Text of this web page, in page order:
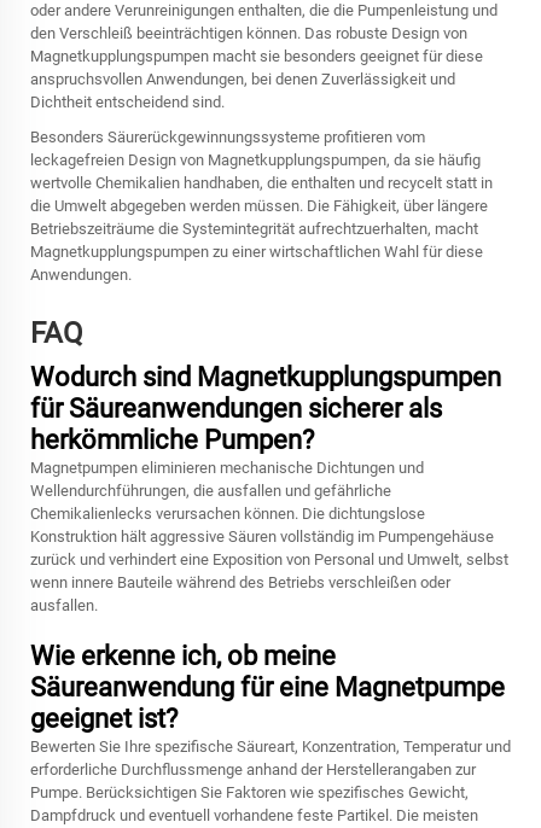
oder andere Verunreinigungen enthalten, die die Pumpenleistung und
den Verschleiß beeinträchtigen können. Das robuste Design von
Magnetkupplungspumpen macht sie besonders geeignet für diese
anspruchsvollen Anwendungen, bei denen Zuverlässigkeit und
Dichtheit entscheidend sind.
Besonders Säurerückgewinnungssysteme profitieren vom
leckagefreien Design von Magnetkupplungspumpen, da sie häufig
wertvolle Chemikalien handhaben, die enthalten und recycelt statt in
die Umwelt abgegeben werden müssen. Die Fähigkeit, über längere
Betriebszeiträume die Systemintegrität aufrechtzuerhalten, macht
Magnetkupplungspumpen zu einer wirtschaftlichen Wahl für diese
Anwendungen.
FAQ
Wodurch sind Magnetkupplungspumpen
für Säureanwendungen sicherer als
herkömmliche Pumpen?
Magnetpumpen eliminieren mechanische Dichtungen und
Wellendurchführungen, die ausfallen und gefährliche
Chemikalienlecks verursachen können. Die dichtungslose
Konstruktion hält aggressive Säuren vollständig im Pumpengehäuse
zurück und verhindert eine Exposition von Personal und Umwelt, selbst
wenn innere Bauteile während des Betriebs verschleißen oder
ausfallen.
Wie erkenne ich, ob meine
Säureanwendung für eine Magnetpumpe
geeignet ist?
Bewerten Sie Ihre spezifische Säureart, Konzentration, Temperatur und
erforderliche Durchflussmenge anhand der Herstellerangaben zur
Pumpe. Berücksichtigen Sie Faktoren wie spezifisches Gewicht,
Dampfdruck und eventuell vorhandene feste Partikel. Die meisten